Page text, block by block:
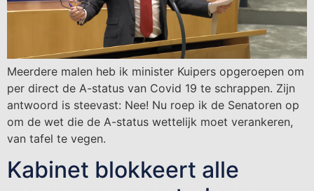
Meerdere malen heb ik minister Kuipers opgeroepen om
per direct de A-status van Covid 19 te schrappen. Zijn
antwoord is steevast: Nee! Nu roep ik de Senatoren op
om de wet die de A-status wettelijk moet verankeren,
van tafel te vegen.
Kabinet blokkeert alle